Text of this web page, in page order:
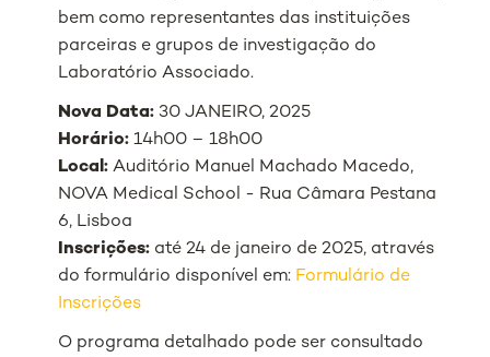
bem como representantes das instituições
parceiras e grupos de investigação do
Laboratório Associado.
Nova Data:30 JANEIRO, 2025
Horário:14h00 – 18h00
Local: Auditório Manuel Machado Macedo,
NOVA Medical School - Rua Câmara Pestana
6, Lisboa
Inscrições: até 24 de janeiro de 2025, através
do formulário disponível em: Formulário de
Inscrições
O programa detalhado pode ser consultado